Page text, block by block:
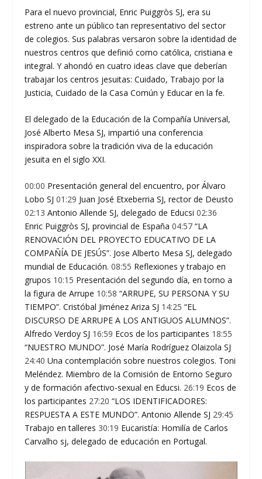
Para el nuevo provincial, Enric Puiggròs SJ, era su
estreno ante un público tan representativo del sector
de colegios. Sus palabras versaron sobre la identidad de
nuestros centros que definió como católica, cristiana e
integral. Y ahondó en cuatro ideas clave que deberían
trabajar los centros jesuitas: Cuidado, Trabajo por la
Justicia, Cuidado de la Casa Común y Educar en la fe.
El delegado de la Educación de la Compañía Universal,
José Alberto Mesa SJ, impartió una conferencia
inspiradora sobre la tradición viva de la educación
jesuita en el siglo XXI.
00:00 Presentación general del encuentro, por Álvaro
Lobo SJ01:29 Juan José Etxeberria SJ, rector de Deusto
02:13 Antonio Allende SJ, delegado de Educsi02:36
Enric Puiggròs SJ, provincial de España04:57 “LA
RENOVACIÓN DEL PROYECTO EDUCATIVO DE LA
COMPAÑÍA DE JESÚS”. Jose Alberto Mesa SJ, delegado
mundial de Educación.08:55 Reflexiones y trabajo en
grupos 10:15 Presentación del segundo día, en torno a
la figura de Arrupe 10:58 “ARRUPE, SU PERSONA Y SU
TIEMPO”. Cristóbal Jiménez Ariza SJ 14:25 “EL
DISCURSO DE ARRUPE A LOS ANTIGUOS ALUMNOS”.
Alfredo Verdoy SJ 16:59 Ecos de los participantes 18:55
“NUESTRO MUNDO”. José María Rodríguez Olaizola SJ
24:40 Una contemplación sobre nuestros colegios. Toni
Meléndez. Miembro de la Comisión de Entorno Seguro
y de formación afectivo-sexual en Educsi. 26:19 Ecos de
los participantes 27:20 “LOS IDENTIFICADORES:
RESPUESTA A ESTE MUNDO”. Antonio Allende SJ 29:45
Trabajo en talleres 30:19 Eucaristía: Homilía de Carlos
Carvalho sj, delegado de educación en Portugal.